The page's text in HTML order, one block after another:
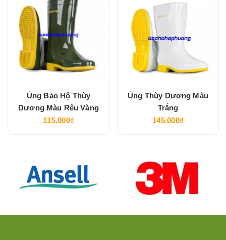
Ủng Bảo Hộ Thùy
Dương Màu Rêu Vàng
115.000₫
Ủng Thùy Dương Màu
Trắng
145.000₫